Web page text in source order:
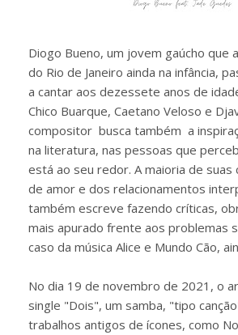
Diogo Bueno, um jovem gaúcho que
do Rio de Janeiro ainda na infância,
a cantar aos dezessete anos de
Chico Buarque, Caetano Veloso e
compositor busca também a
na literatura, nas pessoas que
está ao seu redor. A maioria de suas
de amor e dos relacionamentos
também escreve fazendo críticas,
mais apurado frente aos problemas
caso da música Alice e Mundo Cão,
No dia 19 de novembro de 2021, o
single "Dois", um samba, "tipo
trabalhos antigos de ícones, como